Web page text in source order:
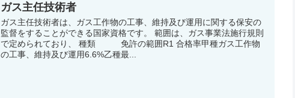
ガス主任技術者
ガス主任技術者は、ガス工作物の工事、維持及び運用に関する保安の
監督をすることができる国家資格です。 範囲は、ガス事業法施行規則
で定められており、 種類 免許の範囲R1 合格率甲種ガス工作物
の工事、維持及び運用6.6%乙種最...